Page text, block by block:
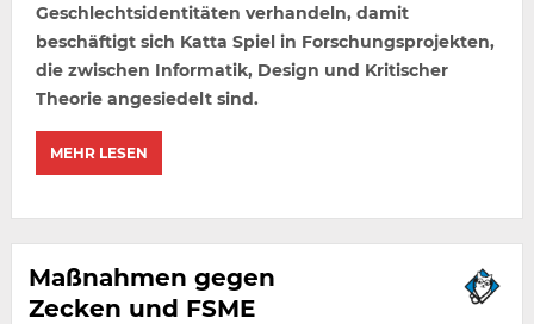
Geschlechtsidentitäten verhandeln, damit
beschäftigt sich Katta Spiel in Forschungsprojekten,
die zwischen Informatik, Design und Kritischer
Theorie angesiedelt sind.
MEHR LESEN
Maßnahmen gegen
Zecken und FSME